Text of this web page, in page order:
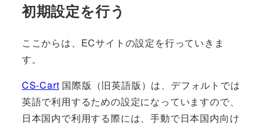
初期設定を行う
ここからは、ECサイトの設定を行っていきま
す。
CS-Cart 国際版（旧英語版）は、デフォルトでは
英語で利用するための設定になっていますので、
日本国内で利用する際には、手動で日本国内向け